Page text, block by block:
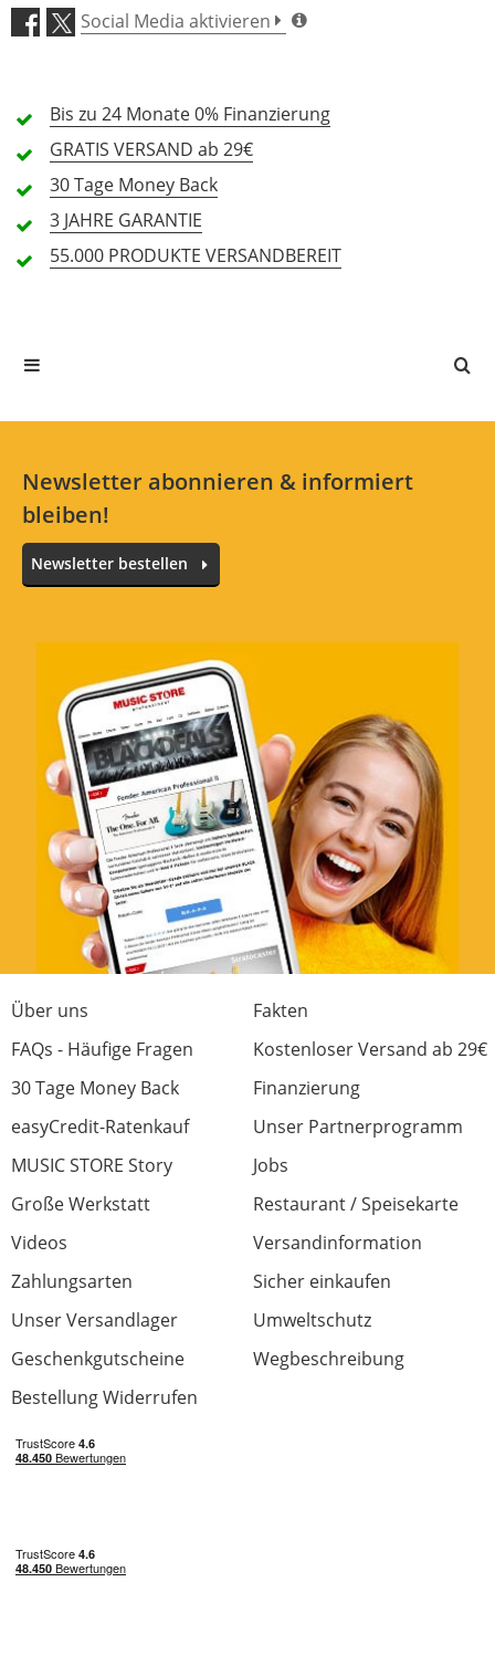
Preis/Leistung (4,0)
Features (4,3)
1 Sterne
0 Kunden
Alle Sprachen
Black Max
Bewertung von: Shadow
Super Fell, grandioser Klang, einfach spitze!
Klang
Verarbeitung
Preis/Leistung
Features
Handling
War diese Rezension hilfreich?
Jetzt bewerten
Social Media aktivieren
Bis zu 24 Monate0% Finanzierung
GRATIS VERSAND ab 29€
30 Tage Money Back
3 JAHRE GARANTIE
55.000 PRODUKTE VERSANDBEREIT
Newsletter abonnieren & informiert
bleiben!
Newsletter bestellen
Über uns
Fakten
FAQs - Häufige Fragen
Kostenloser Versand ab 29€
30 Tage Money Back
Finanzierung
easyCredit-Ratenkauf
Unser Partnerprogramm
MUSIC STORE Story
Jobs
Große Werkstatt
Restaurant / Speisekarte
Videos
Versandinformation
Zahlungsarten
Sicher einkaufen
Unser Versandlager
Umweltschutz
Geschenkgutscheine
Wegbeschreibung
Bestellung Widerrufen